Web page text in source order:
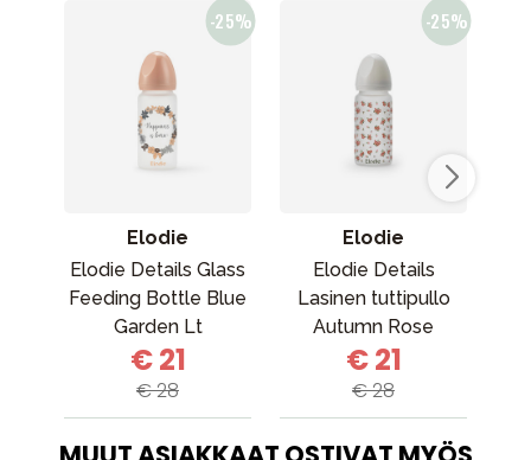
Elodie
Elodie Details Glass
Feeding Bottle Blue
Garden Lt
Placement
€ 21
€ 28
Elodie
Elodie Details
Lasinen tuttipullo
Autumn Rose
€ 21
€ 28